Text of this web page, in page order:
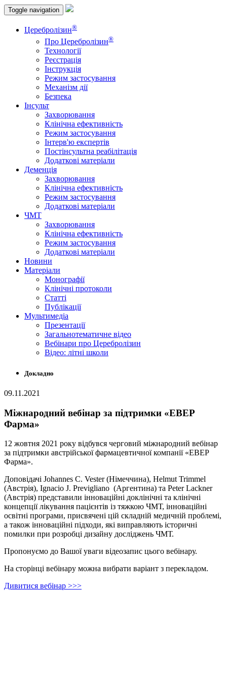
Toggle navigation
Церебролізин®
Про Церебролізин®
Технології
Реєстрація
Інструкція
Режим застосування
Механізм дії
Безпека
Інсульт
Захворювання
Клінічна ефективність
Режим застосування
Інтерв'ю експертів
Постінсультна реабілітація
Додаткові матеріали
Деменція
Захворювання
Клінічна ефективність
Режим застосування
Додаткові матеріали
ЧМТ
Захворювання
Клінічна ефективність
Режим застосування
Додаткові матеріали
Новини
Матеріали
Монографії
Клінічні протоколи
Статті
Публікації
Мультимедіа
Презентації
Загальнотематичне відео
Вебінари про Церебролізин
Відео: літні школи
Докладно
09.11.2021
Міжнародний вебінар за підтримки «ЕВЕР
Фарма»
12 жовтня 2021 року відбувся черговий міжнародний вебінар
за підтримки австрійської фармацевтичної компанії «ЕВЕР
Фарма».
Доповідачі Johannes C. Vester (Німеччина), Helmut Trimmel
(Aвстрія), Ignacio J. Previgliano (Аргентина) та Peter Lackner
(Австрія) представили інноваційні доклінічні та клінічні
концепції лікування пацієнтів із тяжкою ЧМТ, інноваційні
освітні програми, присвячені цій складній медичній проблемі,
а також інноваційні підходи, які виправляють історичні
помилки при розробці дизайну досліджень ЧМТ.
Пропонуємо до Вашої уваги відеозапис цього вебінару.
На сторінці вебінару можна вибрати варіант з перекладом.
Дивитися вебінар >>>